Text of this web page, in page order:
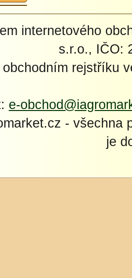
internetového
s.r.o., IČO:
rejstříku
e-
- všechna
je